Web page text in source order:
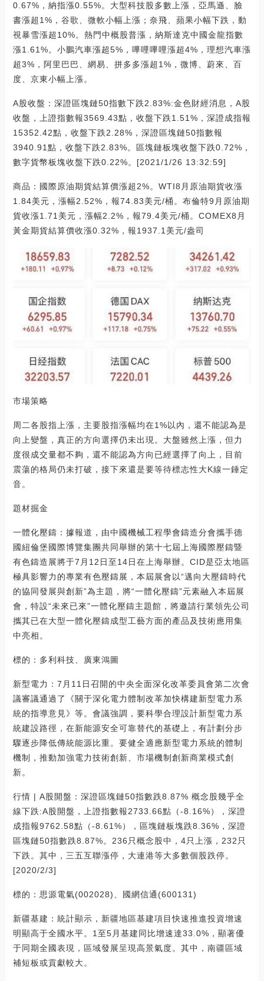
0.67%，納指漲0.55%。大型科技股多數上漲，亞馬遜、臉
書漲超1%，谷歌、微軟小幅上漲；奈飛、蘋果小幅下跌，動
視暴雪漲超10%。熱門中概股普漲，納斯達克中國金龍指數
漲1.61%。小鵬汽車漲超5%，嗶哩嗶哩漲超4%，理想汽車漲
超3%，阿里巴巴、網易、拼多多漲超1%，微博、蔚來、百
度、京東小幅上漲。
A股收盤：深證區塊鏈50指數下跌2.83%:金色財經消息，A股
收盤，上證指數報3569.43點，收盤下跌1.51%，深證成指報
15352.42點，收盤下跌2.28%，深證區塊鏈50指數報
3940.91點，收盤下跌2.83%。區塊鏈板塊收盤下跌0.72%，
數字貨幣板塊收盤下跌0.22%。[2021/1/26 13:32:59]
商品：國際原油期貨結算價漲超2%。WTI8月原油期貨收漲
1.84美元，漲幅2.52%，報74.83美元/桶。布倫特9月原油期
貨收漲1.71美元，漲幅2.2%，報79.4美元/桶。COMEX8月
黃金期貨結算價收漲0.32%，報1937.1美元/盎司
市場策略
周二各股指上漲，主要股指漲幅均在1%以內，還不能認為是
向上變盤，真正的方向選擇仍未出現。大盤雖然上漲，但力
度很成交量都不夠，還不能認為方向已經選擇了向上，目前
震蕩的格局仍未打破，接下來還是要等待標志性大K線一錘定
音。
題材掘金
一體化壓鑄：據報道，由中國機械工程學會鑄造分會攜手德
國紐倫堡國際博覽集團共同舉辦的第十七屆上海國際壓鑄暨
有色鑄造展將于7月12日至14日在上海舉辦。CID是亞太地區
極具影響力的專業有色壓鑄展，本屆展會以“邁向大壓鑄時代
的協同發展與創新”為主題，將“一體化壓鑄”元素融入本屆展
會，特設“未來已來”一體化壓鑄主題館，將邀請行業領先公司
攜其已在大型一體化壓鑄成型工藝方面的產品及技術應用集
中亮相。
標的：多利科技、廣東鴻圖
新型電力：7月11日召開的中央全面深化改革委員會第二次會
議審議通過了《關于深化電力體制改革加快構建新型電力系
統的指導意見》等。會議強調，要科學合理設計新型電力系
統建設路徑，在新能源安全可靠替代的基礎上，有計劃分步
驟逐步降低傳統能源比重。要健全適應新型電力系統的體制
機制，推動加強電力技術創新、市場機制創新商業模式創
新。
行情 | A股開盤：深證區塊鏈50指數跌8.87% 概念股幾乎全
線下跌:A股開盤，上證指數報2733.66點（-8.16%），深證
成指報9762.58點（-8.61%），區塊鏈板塊跌8.36%，深證
區塊鏈50指數跌8.87%。236只概念股中，4只上漲，232只
下跌。其中，三五互聯漲停，大連港等大多數個股跌停。
[2020/2/3]
標的：思源電氣(002028)、國網信通(600131)
新疆基建：統計顯示，新疆地區基建項目快速推進投資增速
明顯高于全國水平。1至5月基建同比增速達33.0%，顯著優
于同期全國表現，區域發展呈現高景氣度。其中，南疆區域
補短板或貢獻較大。